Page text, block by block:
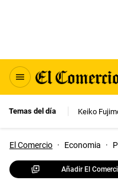
Temas del día Keiko
El Comercio · Economia ·
Añadir El